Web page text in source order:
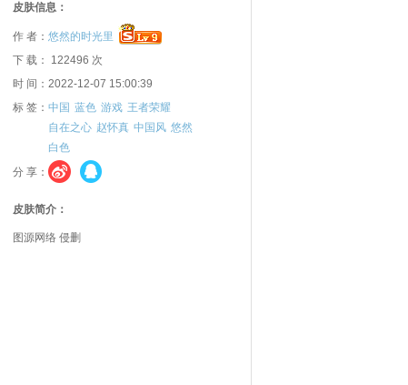
皮肤信息：
作 者： 悠然的时光里
下 载： 122496 次
时 间：2022-12-07 15:00:39
标 签： 中国 蓝色 游戏 王者荣耀
自在之心 赵怀真 中国风 悠然
白色
分 享：
皮肤简介：
图源网络 侵删